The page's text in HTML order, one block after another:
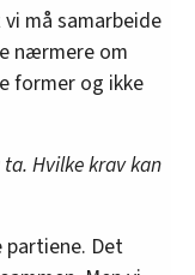
må samarbeide
nærmere om
former og ikke
Hvilke krav kan
partiene. Det